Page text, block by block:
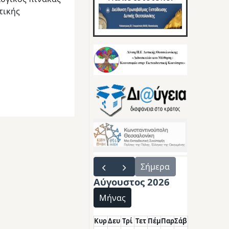
Σήμερα
Αύγουστος 2026
Μήνας
ΚυρΔευ Τρί Τετ ΠέμΠαρΣάβ